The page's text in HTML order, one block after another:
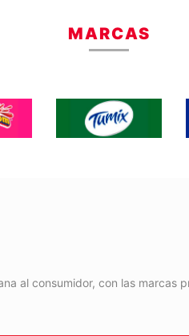
MARCAS
al consumidor, con las marcas